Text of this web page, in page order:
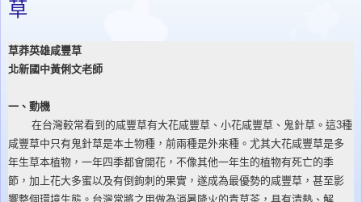
草
草莽英雄咸豐草
北新國中黃俐文老師
一、動機
在台灣較常看到的咸豐草有大花咸豐草、小花咸豐草、鬼針草。這3種
咸豐草中只有鬼針草是本土物種，前兩種是外來種。尤其大花咸豐草是多
年生草本植物，一年四季都會開花，不像其他一年生的植物有死亡的季
節，加上花大多蜜以及有倒鉤刺的果實，遂成為最優勢的咸豐草，甚至影
響整個環境生態。台灣常將之用做為消暑降火的青草茶，具有清熱、解